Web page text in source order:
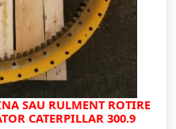
SAU RULMENT ROTIRE
CATERPILLAR 300.9